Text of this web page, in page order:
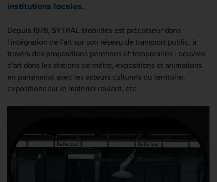
institutions locales.
Depuis 1978, SYTRAL Mobilités est précurseur dans
l'intégration de l'art sur son réseau de transport public, à
travers des propositions pérennes et temporaires : oeuvres
d'art dans les stations de métro, expositions et animations
en partenariat avec les acteurs culturels du territoire,
expositions sur le matériel roulant, etc.